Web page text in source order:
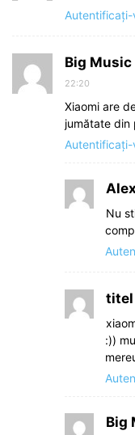
Autentificați-
Big Music
22:20
Xiaomi are
jumătate din
Autentificați-
Nu
titel
:))
Big